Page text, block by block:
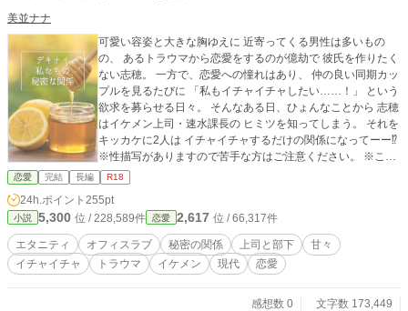
美並ナナ
可愛い容姿と大きな胸ゆえに 近寄ってくる男性は多いもの
の、 あるトラウマから恋愛をするのが億劫で 彼氏を作りたく
ない志穂。 一方で、恋愛への憧れはあり、 仲の良い同期カッ
プルを見るたびに 「私もイチャイチャしたい……！」 という
欲求を募らせる日々。 そんなある日、ひょんなことから 志穂
はイケメン上司・速水課長の ヒミツを知ってしまう。 それを
キッカケに2人は イチャイチャするだけの関係になってーー⁉︎
※性描写がありますので苦手な方はご注意ください。 ※この
物語はフィクションです。登場する人物・団体・名称等は架
空であり、実在のものとは関係ありません。 ※この作品はエ
ブリスタ様にも掲載しています。
恋愛 完結 長編 R18
24h.ポイント 255pt
小説 5,300 位 / 228,589件 恋愛 2,617 位 / 66,317件
エタニティ オフィスラブ 秘密の関係 上司と部下
甘々
イチャイチャ
トラウマ イケメン 現代 恋愛
感想数 0
文字数 173,449